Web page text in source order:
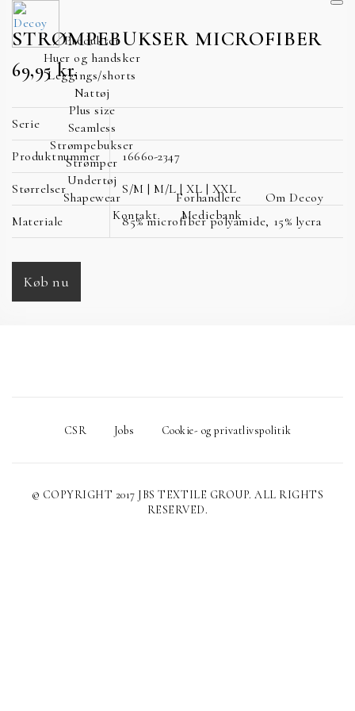
Produkter
Huer og handsker
Leggings/shorts
Nattøj
Plus size
Seamless
Strømpebukser
Strømper
Undertøj
Shapewear
Forhandlere
Om Decoy
Kontakt
Mediebank
STRØMPEBUKSER MICROFIBER
69,95kr.
Serie
Produktnummer 16660-2347
Størrelser S/M | M/L | XL | XXL
Materiale 85% microfiber polyamide, 15% lycra
Køb nu
CSR Jobs Cookie- og privatlivspolitik
© COPYRIGHT 2017 JBS TEXTILE GROUP. ALL RIGHTS
RESERVED.